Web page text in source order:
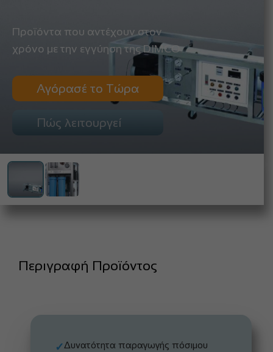
Προϊόντα που αντέχουν στον
χρόνο με την εγγύηση της DIMCO
Αγόρασέ το Τώρα
Πώς λειτουργεί
Περιγραφή Προϊόντος
✓Δυνατότητα παραγωγής πόσιμου